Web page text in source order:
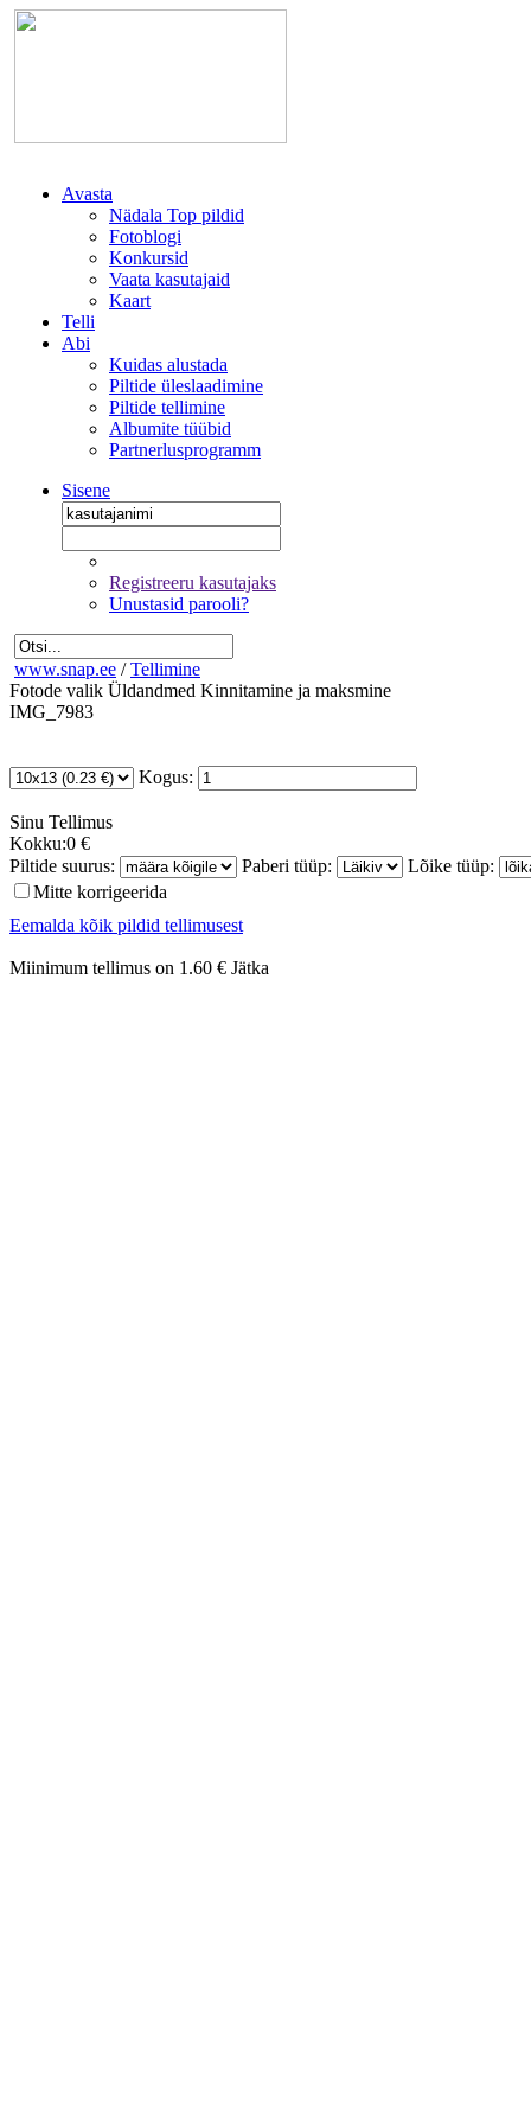
Avasta
Nädala Top pildid
Fotoblogi
Konkursid
Vaata kasutajaid
Kaart
Telli
Abi
Kuidas alustada
Piltide üleslaadimine
Piltide tellimine
Albumite tüübid
Partnerlusprogramm
Sisene
Registreeru kasutajaks
Unustasid parooli?
www.snap.ee / Tellimine
Fotode valik Üldandmed Kinnitamine ja maksmine
IMG_7983
Kogus:
Sinu Tellimus
Kokku:0 €
Piltide suurus:
Paberi tüüp:
Lõike tüüp:
Mitte korrigeerida
Eemalda kõik pildid tellimusest
Miinimum tellimus on 1.60 € Jätka